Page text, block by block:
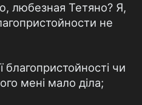
любезная Тетяно? Я,
не
благопристойності чи
мені мало діла;